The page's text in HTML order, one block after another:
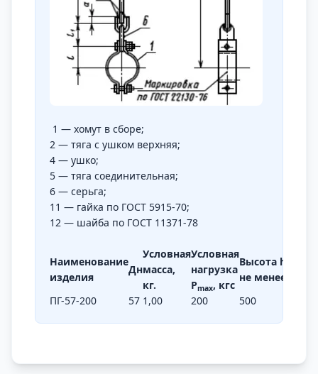
1 — хомут в сборе;
2 — тяга с ушком верхняя;
4 — ушко;
5 — тяга соединительная;
6 — серьга;
11 — гайка по ГОСТ 5915-70;
12 — шайба по ГОСТ 11371-78
Наименование
изделия
Дн
Условная
масса,
кг.
Условная
нагрузка
Рmaх, кгс
Высота h,
не менее
ПГ-57-200
57 1,00 200 500